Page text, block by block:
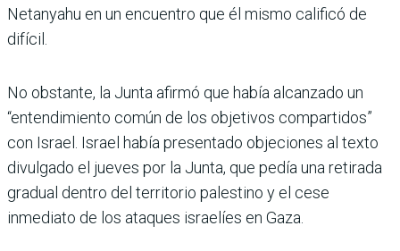
Netanyahu en un encuentro que él mismo calificó de
difícil.
No obstante, la Junta afirmó que había alcanzado un
“entendimiento común de los objetivos compartidos”
con Israel. Israel había presentado objeciones al texto
divulgado el jueves por la Junta, que pedía una retirada
gradual dentro del territorio palestino y el cese
inmediato de los ataques israelíes en Gaza.